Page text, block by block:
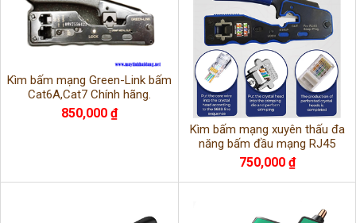
Kìm bấm mạng Green-Link bấm
Cat6A,Cat7 Chính hãng.
850,000 ₫
Kìm bấm mạng xuyên thấu đa
năng bấm đầu mạng RJ45
cat5e,cat,6,Cat6A
750,000 ₫